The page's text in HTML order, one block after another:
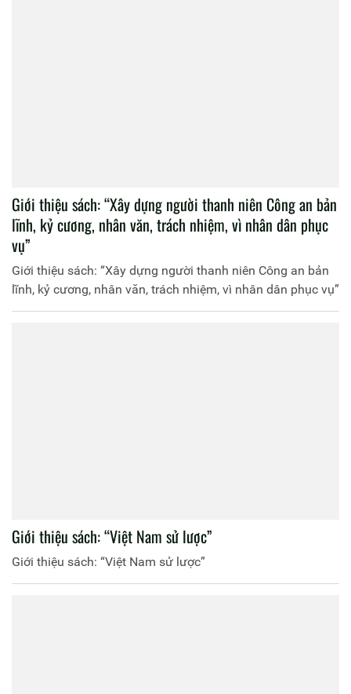
Giới thiệu sách: “Xây dựng người thanh niên Công an bản
lĩnh, kỷ cương, nhân văn, trách nhiệm, vì nhân dân phục
vụ”
Giới thiệu sách: “Xây dựng người thanh niên Công an bản
lĩnh, kỷ cương, nhân văn, trách nhiệm, vì nhân dân phục vụ”
Giới thiệu sách: “Việt Nam sử lược”
Giới thiệu sách: “Việt Nam sử lược”